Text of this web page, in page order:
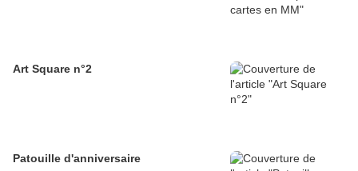
Art Square n°2
Patouille d'anniversaire